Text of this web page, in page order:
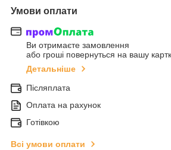
Умови оплати
Ви отримаєте замовлення
або гроші повернуться на вашу
Детальніше
Післяплата
Оплата на рахунок
Готівкою
Всі умови оплати